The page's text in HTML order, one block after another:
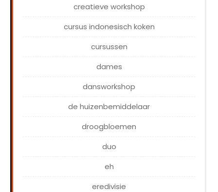
creatieve workshop
cursus indonesisch koken
cursussen
dames
dansworkshop
de huizenbemiddelaar
droogbloemen
duo
eh
eredivisie